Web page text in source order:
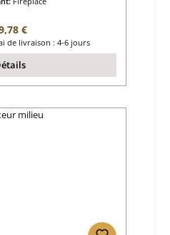
régulier :
€
de livraison : 4-6 jours